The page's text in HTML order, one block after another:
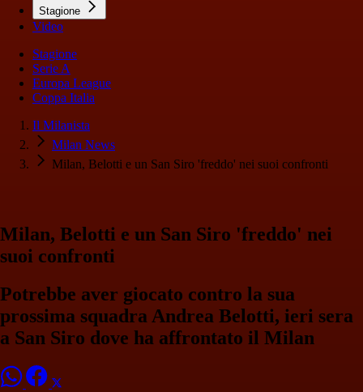
Stagione
Video
Stagione
Serie A
Europa League
Coppa Italia
Il Milanista
Milan News
Milan, Belotti e un San Siro 'freddo' nei suoi confronti
Milan, Belotti e un San Siro 'freddo' nei
suoi confronti
Potrebbe aver giocato contro la sua
prossima squadra Andrea Belotti, ieri sera
a San Siro dove ha affrontato il Milan